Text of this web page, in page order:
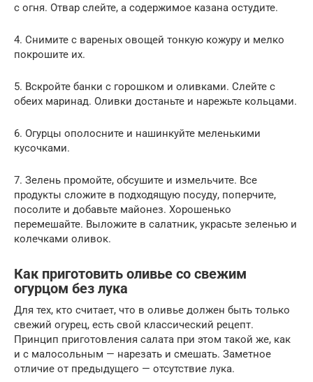
с огня. Отвар слейте, а содержимое казана остудите.
4. Снимите с вареных овощей тонкую кожуру и мелко
покрошите их.
5. Вскройте банки с горошком и оливками. Слейте с
обеих маринад. Оливки достаньте и нарежьте кольцами.
6. Огурцы ополосните и нашинкуйте меленькими
кусочками.
7. Зелень промойте, обсушите и измельчите. Все
продукты сложите в подходящую посуду, поперчите,
посолите и добавьте майонез. Хорошенько
перемешайте. Выложите в салатник, украсьте зеленью и
колечками оливок.
Как приготовить оливье со свежим
огурцом без лука
Для тех, кто считает, что в оливье должен быть только
свежий огурец, есть свой классический рецепт.
Принцип приготовления салата при этом такой же, как
и с малосольным — нарезать и смешать. Заметное
отличие от предыдущего — отсутствие лука.